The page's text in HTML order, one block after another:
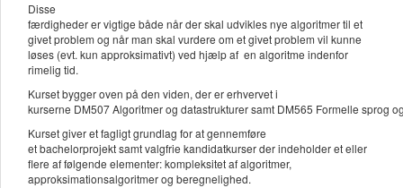
Disse
færdigheder er vigtige både når der skal udvikles nye algoritmer til et
givet problem og når man skal vurdere om et givet problem vil kunne
løses (evt. kun approksimativt) ved hjælp af en algoritme indenfor
rimelig tid.
Kurset bygger oven på den viden, der er erhvervet i
kurserne DM507 Algoritmer og datastrukturer samt DM565 Formelle sprog
Kurset giver et fagligt grundlag for at gennemføre
et bachelorprojekt samt valgfrie kandidatkurser der indeholder et eller
flere af følgende elementer: kompleksitet af algoritmer,
approksimationsalgoritmer og beregnelighed.